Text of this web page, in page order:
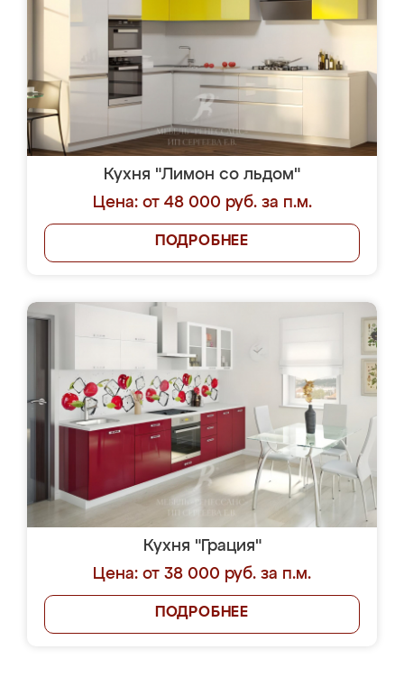
Кухня "Лимон со льдом"
Цена: от 48 000 руб. за п.м.
ПОДРОБНЕЕ
Кухня "Грация"
Цена: от 38 000 руб. за п.м.
ПОДРОБНЕЕ